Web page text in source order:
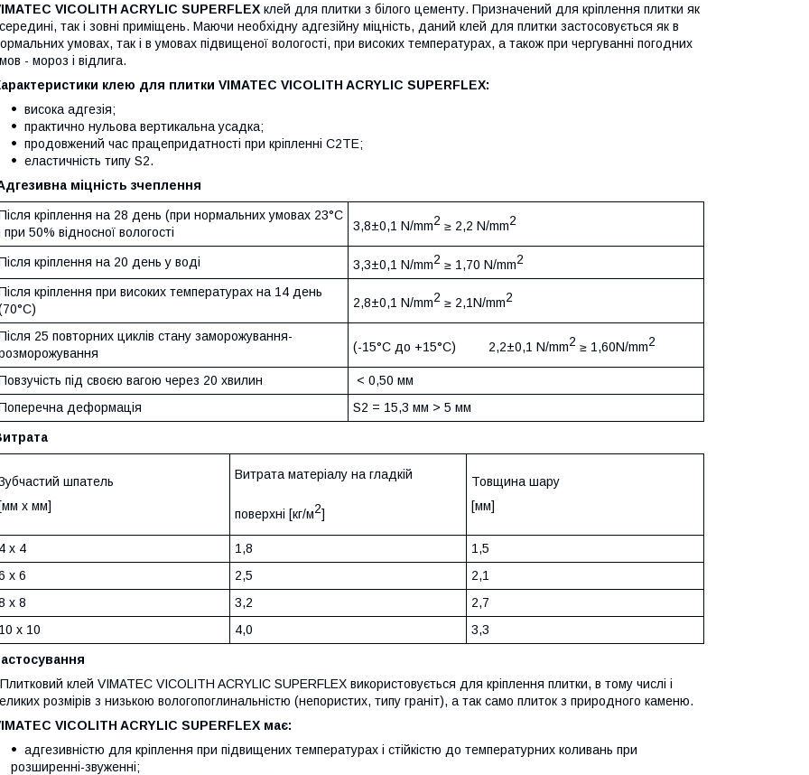
VICOLITH ACRYLIC SUPERFLEX клей для плитки з білого цементу. Призначений для кріплення плитки як
так і зовні приміщень. Маючи необхідну адгезійну міцність, даний клей для плитки застосовується як в
умовах, так і в умовах підвищеної вологості, при високих температурах, а також при чергуванні погодних
- мороз і відлига.
клею для плитки VIMATEC VICOLITH ACRYLIC SUPERFLEX:
висока адгезія;
практично нульова вертикальна усадка;
продовжений час працепридатності при кріпленні C2TE;
еластичність типу S2.
міцність зчеплення
кріплення на 28 день (при нормальних умовах 23°C
при 50% відносної вологості
3,8±0,1 N/mm2 ≥ 2,2 N/mm2
кріплення на 20 день у воді 3,3±0,1 N/mm2 ≥ 1,70 N/mm2
кріплення при високих температурах на 14 день
2,8±0,1 N/mm2 ≥ 2,1N/mm2
25 повторних циклів стану заморожування-
(-15°C до +15°C) 2,2±0,1 N/mm2 ≥ 1,60N/mm2
під своєю вагою через 20 хвилин
< 0,50 мм
деформація
S2 = 15,3 мм > 5 мм
шпатель
x мм]
Витрата матеріалу на гладкій
поверхні [кг/м2]
Товщина шару
[мм]
x 4 1,8
1,5
x 6
2,5
2,1
x 8
3,2
2,7
x 10
4,0 3,3
клей VIMATEC VICOLITH ACRYLIC SUPERFLEX використовується для кріплення плитки, в тому числі і
розмірів з низькою вологопоглинальністю (непористих, типу граніт), а так само плиток з природного каменю.
VICOLITH ACRYLIC SUPERFLEX має:
адгезивністю для кріплення при підвищених температурах і стійкістю до температурних коливань при
розширенні-звуженні;